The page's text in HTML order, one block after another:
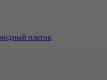
платок